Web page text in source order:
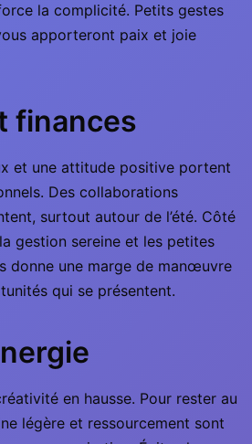
la complicité. Petits gestes
apporteront paix et joie
finances
et une attitude positive portent
Des collaborations
surtout autour de l’été. Côté
gestion sereine et les petites
donne une marge de manœuvre
qui se présentent.
en hausse. Pour rester au
légère et ressourcement sont